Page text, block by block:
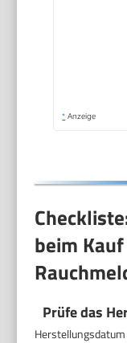
* Anzeige
beim
Prüfe das